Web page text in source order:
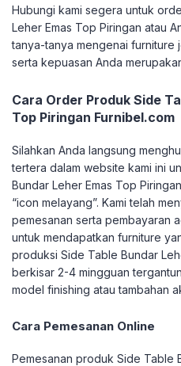
Hubungi kami segera untuk
Leher Emas Top Piringan atau
tanya-tanya mengenai furniture
serta kepuasan Anda
Cara Order Produk Side
Top Piringan Furnibel.com
Silahkan Anda langsung
tertera dalam website kami ini
Bundar Leher Emas Top
“icon melayang”. Kami telah
pemesanan serta pembayaran
untuk mendapatkan furniture
produksi Side Table Bundar
berkisar 2-4 mingguan
model finishing atau tambahan
Cara Pemesanan Online
Pemesanan produk Side Table